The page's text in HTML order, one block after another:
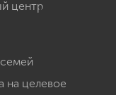
центр
на целевое